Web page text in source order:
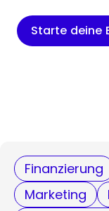
Starte deine
Finanzierung
Marketing